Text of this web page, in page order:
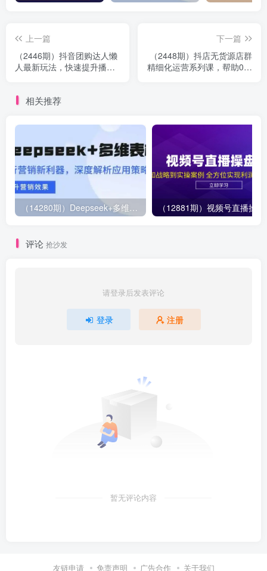
上一篇
（2446期）抖音团购达人懒
人最新玩法，快速提升播放
下一篇
（2448期）抖店无货源店群
精细化运营系列课，帮助0基
相关推荐
（14280期）Deepseek+多维表格，银行营销新利器，深度解析应用策略，提升营销效果
评论 抢沙发
请登录后发表评论
登录 注册
暂无评论内容
友链申请 免责声明 广告合作 关于我们